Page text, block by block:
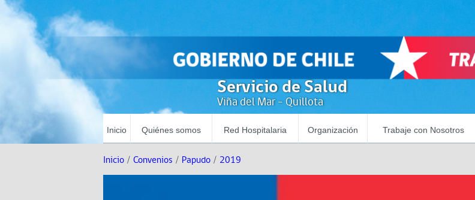
Servicio de Salud
Viña del Mar - Quillota
Inicio Quiénes somos Red Hospitalaria Organización Trabaje con Nosotros
Inicio / Convenios / Papudo / 2019